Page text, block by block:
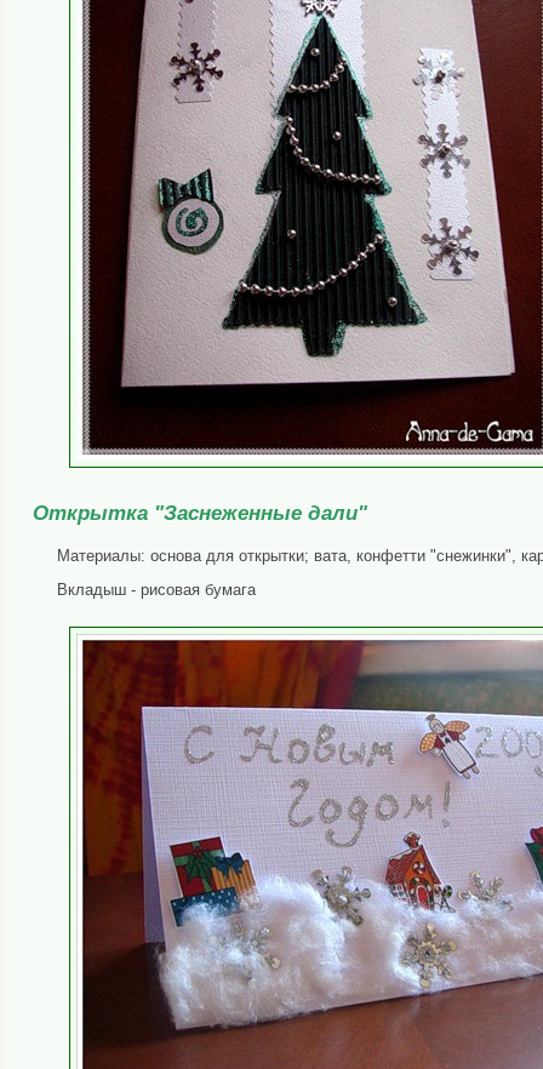
Открытка "Заснеженные дали"
Материалы: основа для открытки; вата, конфетти "снежинки",
Вкладыш - рисовая бумага